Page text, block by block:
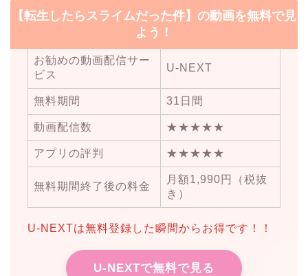
【転生したらスライムだった件】の動画を無料で見
よう！
お勧めの動画配信サー
ビス
U-NEXT
無料期間 31日間
動画配信数 ★★★★★
アプリの評判 ★★★★★
無料期間終了後の料金
月額1,990円（税抜
き）
U-NEXTは無料登録した瞬間からお得です！！
U-NEXTで無料で見る